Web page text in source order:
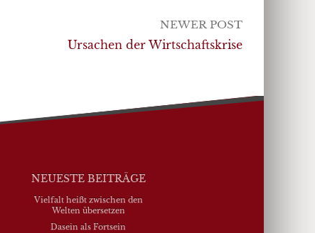
NEWER POST
Ursachen der Wirtschaftskrise
NEUESTE BEITRÄGE
Vielfalt heißt zwischen den
Welten übersetzen
Dasein als Fortsein